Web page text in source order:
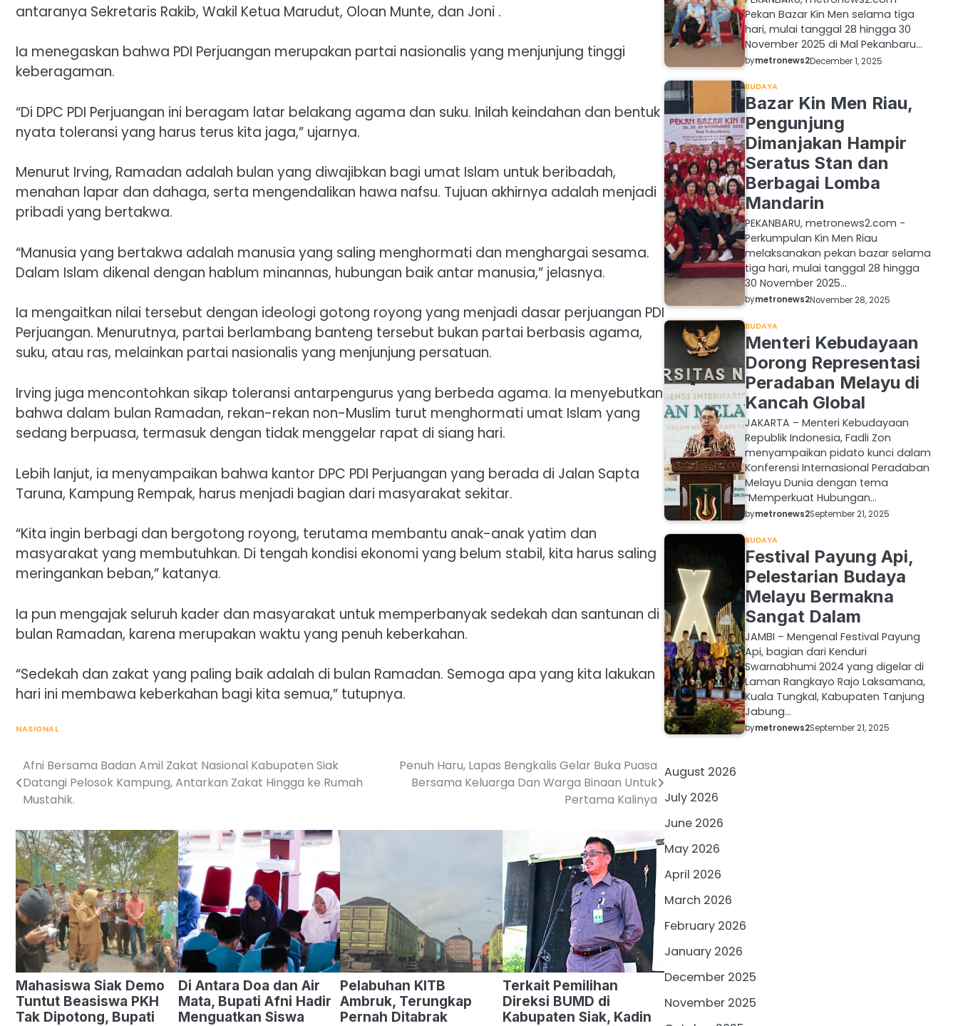
antaranya Sekretaris Rakib, Wakil Ketua Marudut, Oloan Munte, dan Joni .
Ia menegaskan bahwa PDI Perjuangan merupakan partai nasionalis yang menjunjung tinggi
keberagaman.
“Di DPC PDI Perjuangan ini beragam latar belakang agama dan suku. Inilah keindahan dan bentuk
nyata toleransi yang harus terus kita jaga,” ujarnya.
Menurut Irving, Ramadan adalah bulan yang diwajibkan bagi umat Islam untuk beribadah,
menahan lapar dan dahaga, serta mengendalikan hawa nafsu. Tujuan akhirnya adalah menjadi
pribadi yang bertakwa.
“Manusia yang bertakwa adalah manusia yang saling menghormati dan menghargai sesama.
Dalam Islam dikenal dengan hablum minannas, hubungan baik antar manusia,” jelasnya.
Ia mengaitkan nilai tersebut dengan ideologi gotong royong yang menjadi dasar perjuangan PDI
Perjuangan. Menurutnya, partai berlambang banteng tersebut bukan partai berbasis agama,
suku, atau ras, melainkan partai nasionalis yang menjunjung persatuan.
Irving juga mencontohkan sikap toleransi antarpengurus yang berbeda agama. Ia menyebutkan
bahwa dalam bulan Ramadan, rekan-rekan non-Muslim turut menghormati umat Islam yang
sedang berpuasa, termasuk dengan tidak menggelar rapat di siang hari.
Lebih lanjut, ia menyampaikan bahwa kantor DPC PDI Perjuangan yang berada di Jalan Sapta
Taruna, Kampung Rempak, harus menjadi bagian dari masyarakat sekitar.
“Kita ingin berbagi dan bergotong royong, terutama membantu anak-anak yatim dan
masyarakat yang membutuhkan. Di tengah kondisi ekonomi yang belum stabil, kita harus saling
meringankan beban,” katanya.
Ia pun mengajak seluruh kader dan masyarakat untuk memperbanyak sedekah dan santunan di
bulan Ramadan, karena merupakan waktu yang penuh keberkahan.
“Sedekah dan zakat yang paling baik adalah di bulan Ramadan. Semoga apa yang kita lakukan
hari ini membawa keberkahan bagi kita semua,” tutupnya.
NASIONAL
Post
navigation
Afni Bersama Badan Amil Zakat Nasional Kabupaten Siak
Datangi Pelosok Kampung, Antarkan Zakat Hingga ke Rumah
Mustahik.
Penuh Haru, Lapas Bengkalis Gelar Buka Puasa
Bersama Keluarga Dan Warga Binaan Untuk
Pertama Kalinya
Mahasiswa Siak Demo
Tuntut Beasiswa PKH
Tak Dipotong, Bupati
Di Antara Doa dan Air
Mata, Bupati Afni Hadir
Menguatkan Siswa
Pelabuhan KITB
Ambruk, Terungkap
Pernah Ditabrak
Terkait Pemilihan
Direksi BUMD di
Kabupaten Siak, Kadin
Pekan Bazar Kin Men selama tiga
hari, mulai tanggal 28 hingga 30
November 2025 di Mal Pekanbaru…
bymetronews2December 1, 2025
BUDAYA
Bazar Kin Men Riau,
Pengunjung
Dimanjakan Hampir
Seratus Stan dan
Berbagai Lomba
Mandarin
PEKANBARU, metronews2.com -
Perkumpulan Kin Men Riau
melaksanakan pekan bazar selama
tiga hari, mulai tanggal 28 hingga
30 November 2025…
bymetronews2November 28, 2025
BUDAYA
Menteri Kebudayaan
Dorong Representasi
Peradaban Melayu di
Kancah Global
JAKARTA – Menteri Kebudayaan
Republik Indonesia, Fadli Zon
menyampaikan pidato kunci dalam
Konferensi Internasional Peradaban
Melayu Dunia dengan tema
“Memperkuat Hubungan…
bymetronews2September 21, 2025
BUDAYA
Festival Payung Api,
Pelestarian Budaya
Melayu Bermakna
Sangat Dalam
JAMBI – Mengenal Festival Payung
Api, bagian dari Kenduri
Swarnabhumi 2024 yang digelar di
Laman Rangkayo Rajo Laksamana,
Kuala Tungkal, Kabupaten Tanjung
Jabung…
bymetronews2September 21, 2025
August 2026
July 2026
June 2026
May 2026
April 2026
March 2026
February 2026
January 2026
December 2025
November 2025